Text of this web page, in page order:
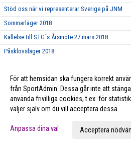
Stöd oss när vi representerar Sverige på JNM
Sommarläger 2018
Kallelse till STG´s Årsmöte 27 mars 2018
Påsklovsläger 2018
Ungdomsledarstipendium
För att hemsidan ska fungera korrekt
från SportAdmin. Dessa går inte att
använda frivilliga cookies, t.ex. för
väljer själv om du vill acceptera dessa.
Anpassa dina val Acceptera